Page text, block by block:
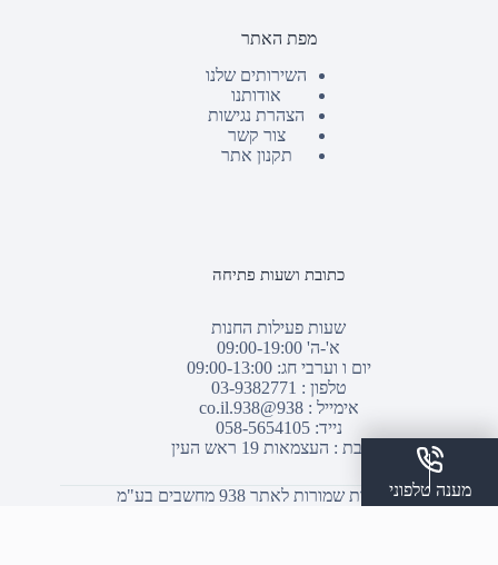
מפת האתר
השירותים שלנו
אודותנו
הצהרת נגישות
צור קשר
תקנון אתר
כתובת ושעות פתיחה
שעות פעילות החנות
א'-ה' 09:00-19:00
יום ו וערבי חג: 09:00-13:00
טלפון : 03-9382771
אימייל :938@938.co.il
נייד: 058-5654105
כתובת : העצמאות 19 ראש העין
© כל הזכויות שמורות לאתר 938 מחשבים בע"מ
מענה טלפוני